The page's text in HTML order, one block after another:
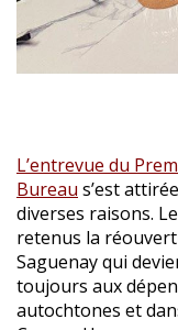
L’entrevue du
Bureau s’est
diverses raisons.
retenus la
Saguenay qui
toujours aux
autochtones et